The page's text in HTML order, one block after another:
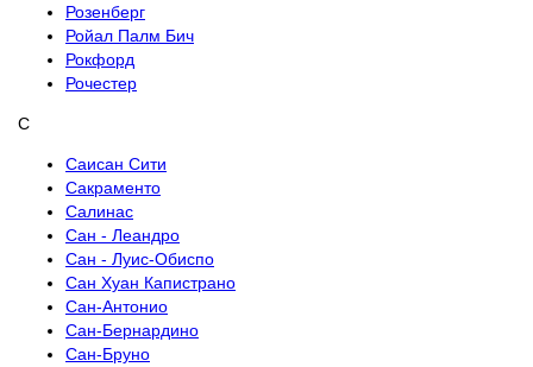
Розенберг
Ройал Палм Бич
Рокфорд
Рочестер
С
Саисан Сити
Сакраменто
Салинас
Сан - Леандро
Сан - Луис-Обиспо
Сан Хуан Капистрано
Сан-Антонио
Сан-Бернардино
Сан-Бруно